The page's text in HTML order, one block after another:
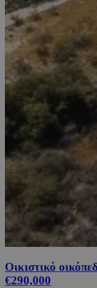
Οικιστικό
€290,000